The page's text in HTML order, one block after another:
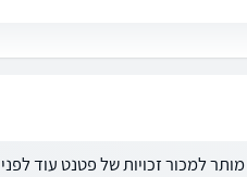
מותר למכור זכויות של פטנט עוד